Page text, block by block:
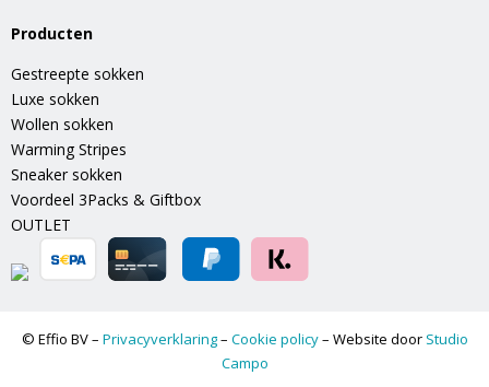
Producten
Gestreepte sokken
Luxe sokken
Wollen sokken
Warming Stripes
Sneaker sokken
Voordeel 3Packs & Giftbox
OUTLET
© Effio BV – Privacyverklaring– Cookie policy– Website door Studio
Campo